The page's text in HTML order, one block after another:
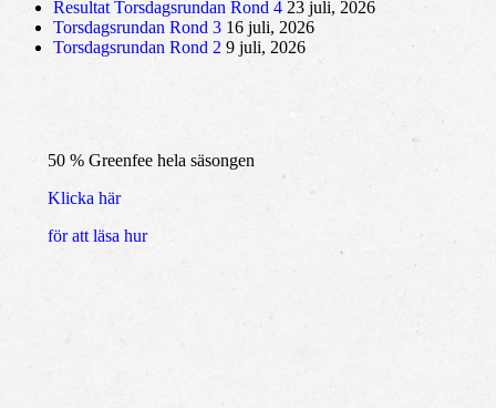
Resultat Torsdagsrundan Rond 4 23 juli, 2026
Torsdagsrundan Rond 3 16 juli, 2026
Torsdagsrundan Rond 2 9 juli, 2026
50 % Greenfee hela säsongen
Klicka här
för att läsa hur